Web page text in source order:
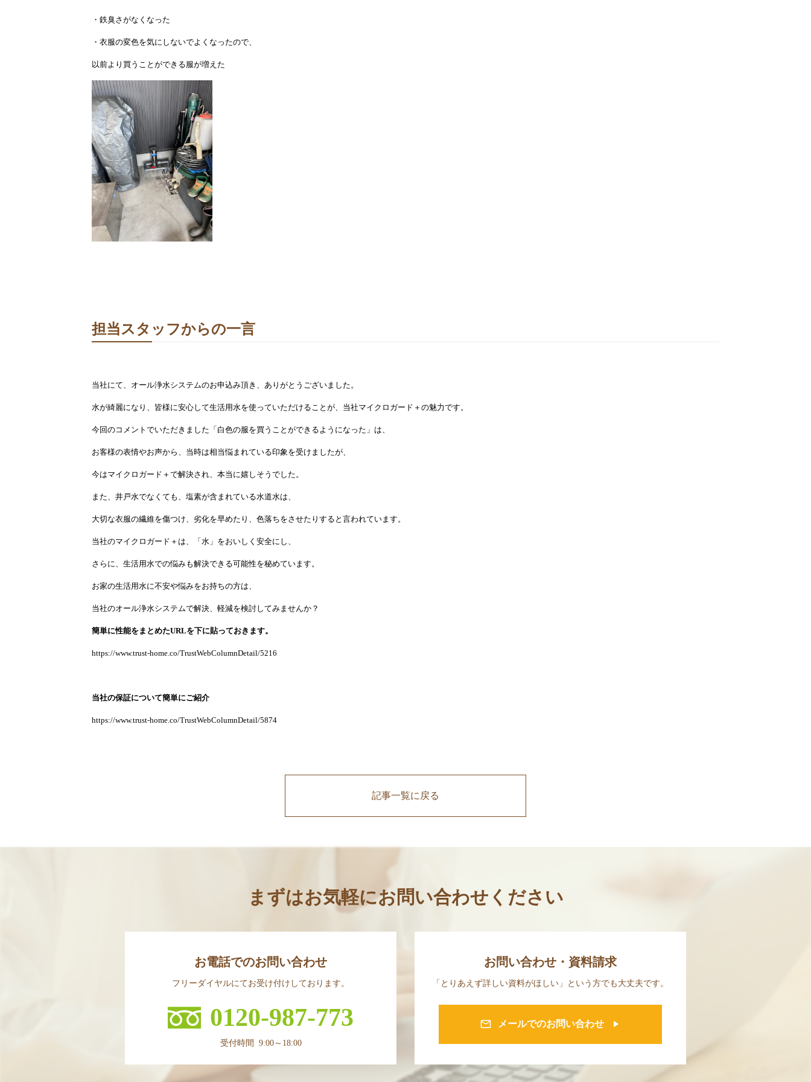
・鉄臭さがなくなった
・衣服の変色を気にしないでよくなったので、
以前より買うことができる服が増えた
担当スタッフからの一言
当社にて、オール浄水システムのお申込み頂き、ありがとうございました。
水が綺麗になり、皆様に安心して生活用水を使っていただけることが、当社マイクロガード＋の魅力です。
今回のコメントでいただきました「白色の服を買うことができるようになった」は、
お客様の表情やお声から、当時は相当悩まれている印象を受けましたが、
今はマイクロガード＋で解決され、本当に嬉しそうでした。
また、井戸水でなくても、塩素が含まれている水道水は、
大切な衣服の繊維を傷つけ、劣化を早めたり、色落ちをさせたりすると言われています。
当社のマイクロガード＋は、「水」をおいしく安全にし、
さらに、生活用水での悩みも解決できる可能性を秘めています。
お家の生活用水に不安や悩みをお持ちの方は、
当社のオール浄水システムで解決、軽減を検討してみませんか？
簡単に性能をまとめたURLを下に貼っておきます。
https://www.trust-home.co/TrustWebColumnDetail/5216
当社の保証について簡単にご紹介
https://www.trust-home.co/TrustWebColumnDetail/5874
記事一覧に戻る
まずはお気軽にお問い合わせください
お電話でのお問い合わせ
フリーダイヤルにてお受け付けしております。
0120-987-773
受付時間 9:00～18:00
お問い合わせ・資料請求
「とりあえず詳しい資料がほしい」 という方でも大丈夫です。
mail_outline メールでのお問い合わせ play_arrow